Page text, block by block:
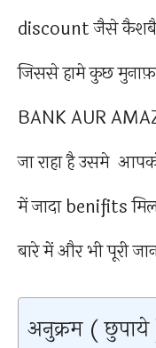
discount जैसे
जिससे हामे कुछ
BANK AUR
जा राहा है उसमे
में जादा benifits
बारे में और भी पूरी
अनुक्रम ( छुपाये